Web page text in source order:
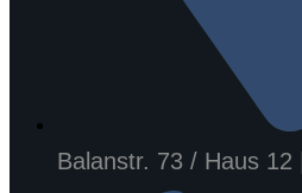
Balanstr. 73 / Haus 12